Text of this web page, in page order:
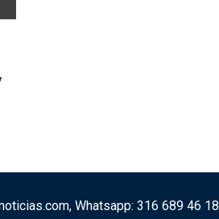
Whatsapp: 316 689 46 18